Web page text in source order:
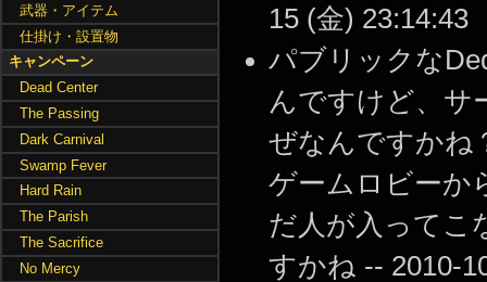
15 (金) 23:14:43
パブリックな
んですけど、サ
ぜなんですかね
ゲームロビーか
だ人が入ってこ
すかね -- 2010-
武器・アイテム
仕掛け・設置物
キャンペーン
Dead Center
The Passing
Dark Carnival
Swamp Fever
Hard Rain
The Parish
The Sacrifice
No Mercy